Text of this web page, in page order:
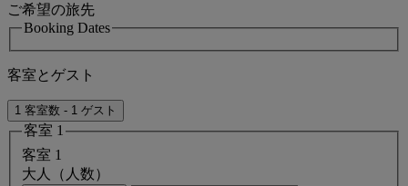
ご希望の旅先
Booking Dates
客室とゲスト
1 客室数 - 1 ゲスト
客室 1
客室 1
大人（人数）